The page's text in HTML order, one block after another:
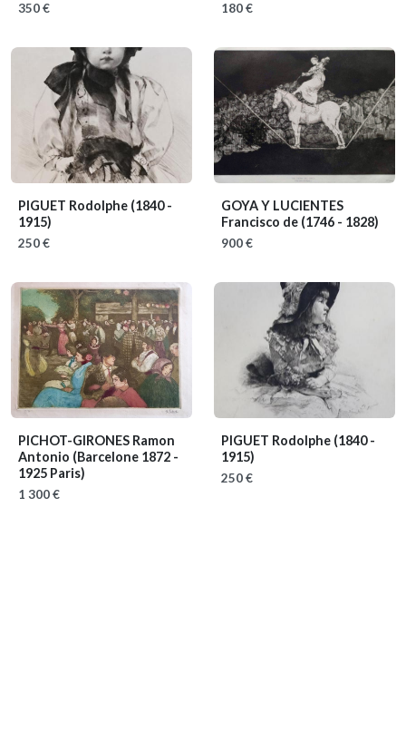
350 € 180 €
PIGUET Rodolphe (1840 -
1915)
250 €
GOYA Y LUCIENTES
Francisco de (1746 - 1828)
900 €
PICHOT-GIRONES Ramon
Antonio (Barcelone 1872 -
1925 Paris)
1 300 €
PIGUET Rodolphe (1840 -
1915)
250 €